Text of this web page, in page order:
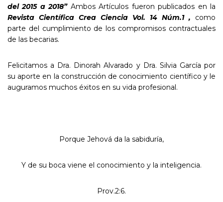
del 2015 a 2018”Ambos Artículos fueron publicados en la
Revista Científica Crea Ciencia Vol. 14 Núm.1 , como
parte del cumplimiento de los compromisos contractuales
de las becarias.
Felicitamos a Dra. Dinorah Alvarado y Dra. Silvia García por
su aporte en la construcción de conocimiento científico y le
auguramos muchos éxitos en su vida profesional.
Porque Jehová da la sabiduría,
Y de su boca viene el conocimiento y la inteligencia.
Prov.2:6.